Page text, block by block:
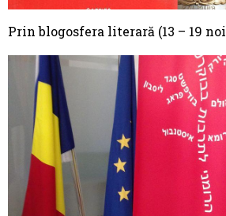
Prin blogosfera literară (13 – 19